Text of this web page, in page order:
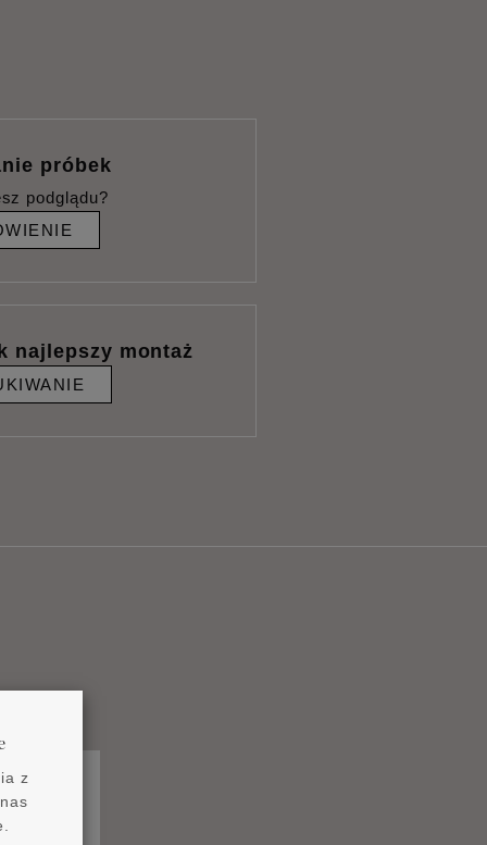
próbek
podglądu?
najlepszy montaż
z